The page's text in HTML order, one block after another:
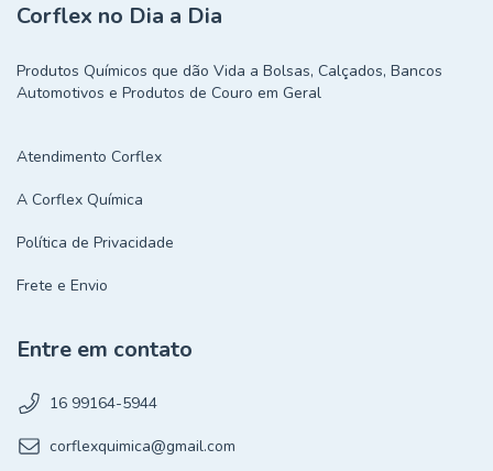
Corflex no Dia a Dia
Produtos Químicos que dão Vida a Bolsas, Calçados, Bancos
Automotivos e Produtos de Couro em Geral
Atendimento Corflex
A Corflex Química
Política de Privacidade
Frete e Envio
Entre em contato
16 99164-5944
corflexquimica@gmail.com